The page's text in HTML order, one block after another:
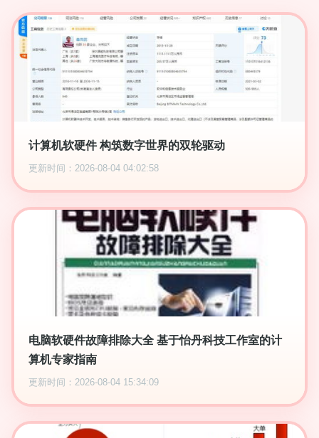
计算机软硬件 构筑数字世界的双轮驱动
更新时间：2026-08-04 04:02:58
电脑软硬件故障排除大全 基于怡丹科技工作室的计
算机专家指南
更新时间：2026-08-04 15:34:09